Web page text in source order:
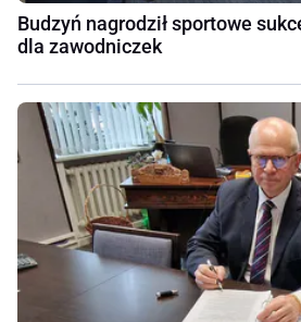
Budzyń nagrodził sportowe
dla zawodniczek